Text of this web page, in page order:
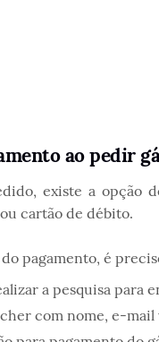
ao pedir
existe a opção
cartão de débito.
pagamento, é
a pesquisa para
com nome, e-